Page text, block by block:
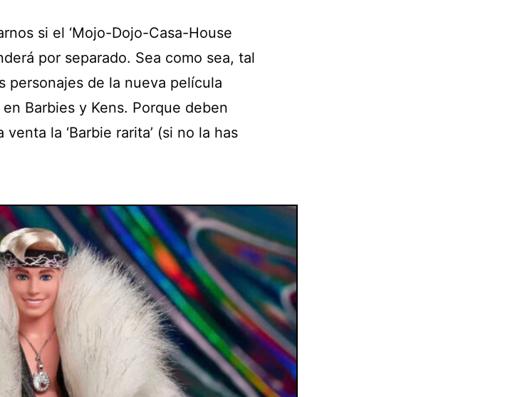
si el ‘Mojo-Dojo-Casa-House
por separado. Sea como sea, tal
personajes de la nueva película
Barbies y Kens. Porque deben
la ‘Barbie rarita’ (si no la has